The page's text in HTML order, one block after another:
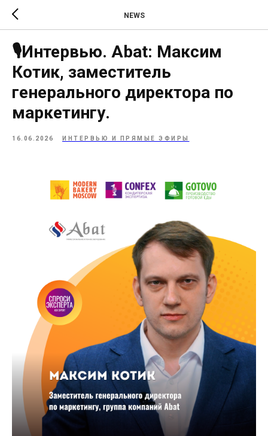
NEWS
🎙Интервью. Abat: Максим
Котик, заместитель
генерального директора по
маркетингу.
16.06.2026 ИНТЕРВЬЮ И ПРЯМЫЕ ЭФИРЫ